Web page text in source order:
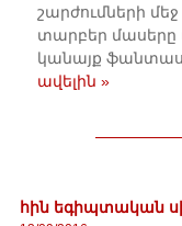
շարժումների
տարբեր
կանայք
ավելին »
հին եգիպտական